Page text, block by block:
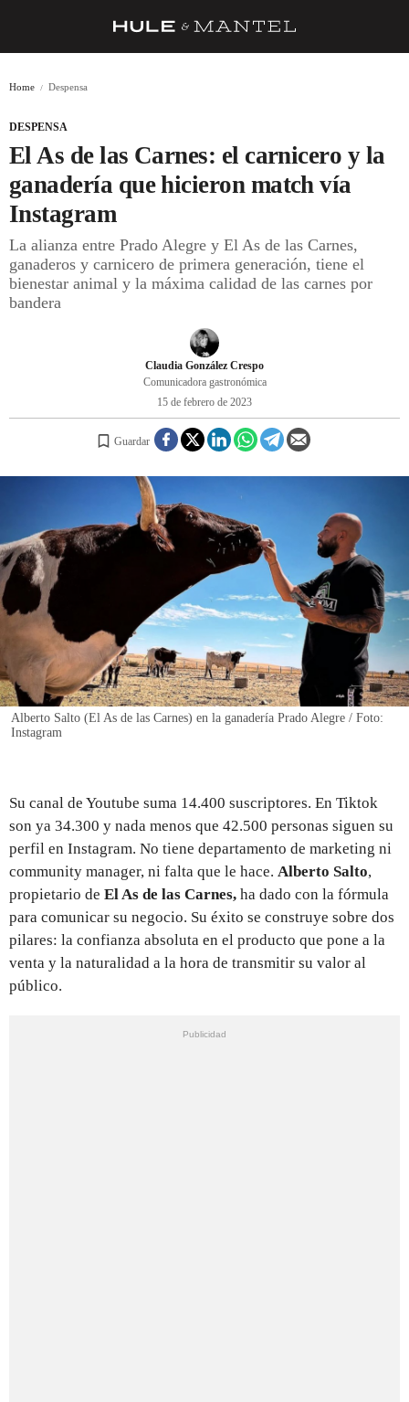
BARRAS Y ESTRELLAS
DÓNDE COMER
ÍDOLOS DE MESAS
CUADERNO DE VIAJE
INICIAR SESIÓN
Home Despensa
DESPENSA
El As de las Carnes: el carnicero y la
ganadería que hicieron match vía
Instagram
La alianza entre Prado Alegre y El As de las Carnes,
ganaderos y carnicero de primera generación, tiene el
bienestar animal y la máxima calidad de las carnes por
bandera
Claudia González Crespo
Comunicadora gastronómica
15 de febrero de 2023
Guardar
Alberto Salto (El As de las Carnes) en la ganadería Prado Alegre / Foto:
Instagram
Su canal de Youtube suma 14.400 suscriptores. En Tiktok
son ya 34.300 y nada menos que 42.500 personas siguen su
perfil en Instagram. No tiene departamento de marketing ni
community manager, ni falta que le hace. Alberto Salto,
propietario de El As de las Carnes, ha dado con la fórmula
para comunicar su negocio. Su éxito se construye sobre dos
pilares: la confianza absoluta en el producto que pone a la
venta y la naturalidad a la hora de transmitir su valor al
público.